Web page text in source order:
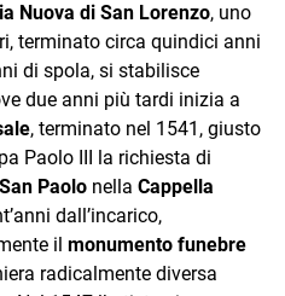
Nuova di San Lorenzo, uno
terminato circa quindici anni
di spola, si stabilisce
due anni più tardi inizia a
, terminato nel 1541, giusto
Paolo III la richiesta di
Paolo nella Cappella
dall’incarico,
il monumento funebre
radicalmente diversa